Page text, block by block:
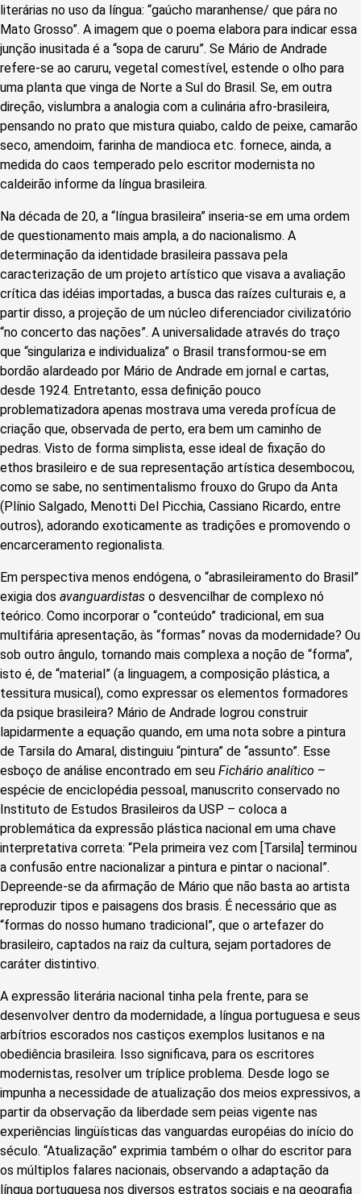
literárias no uso da língua: “gaúcho maranhense/ que pára no
Mato Grosso”. A imagem que o poema elabora para indicar essa
junção inusitada é a “sopa de caruru”. Se Mário de Andrade
refere-se ao caruru, vegetal comestível, estende o olho para
uma planta que vinga de Norte a Sul do Brasil. Se, em outra
direção, vislumbra a analogia com a culinária afro-brasileira,
pensando no prato que mistura quiabo, caldo de peixe, camarão
seco, amendoim, farinha de mandioca etc. fornece, ainda, a
medida do caos temperado pelo escritor modernista no
caldeirão informe da língua brasileira.
Na década de 20, a “língua brasileira” inseria-se em uma ordem
de questionamento mais ampla, a do nacionalismo. A
determinação da identidade brasileira passava pela
caracterização de um projeto artístico que visava a avaliação
crítica das idéias importadas, a busca das raízes culturais e, a
partir disso, a projeção de um núcleo diferenciador civilizatório
“no concerto das nações”. A universalidade através do traço
que “singulariza e individualiza” o Brasil transformou-se em
bordão alardeado por Mário de Andrade em jornal e cartas,
desde 1924. Entretanto, essa definição pouco
problematizadora apenas mostrava uma vereda profícua de
criação que, observada de perto, era bem um caminho de
pedras. Visto de forma simplista, esse ideal de fixação do
ethos brasileiro e de sua representação artística desembocou,
como se sabe, no sentimentalismo frouxo do Grupo da Anta
(Plínio Salgado, Menotti Del Picchia, Cassiano Ricardo, entre
outros), adorando exoticamente as tradições e promovendo o
encarceramento regionalista.
Em perspectiva menos endógena, o “abrasileiramento do Brasil”
exigia dos avanguardistas o desvencilhar de complexo nó
teórico. Como incorporar o “conteúdo” tradicional, em sua
multifária apresentação, às “formas” novas da modernidade? Ou
sob outro ângulo, tornando mais complexa a noção de “forma”,
isto é, de “material” (a linguagem, a composição plástica, a
tessitura musical), como expressar os elementos formadores
da psique brasileira? Mário de Andrade logrou construir
lapidarmente a equação quando, em uma nota sobre a pintura
de Tarsila do Amaral, distinguiu “pintura” de “assunto”. Esse
esboço de análise encontrado em seu Fichário analítico –
espécie de enciclopédia pessoal, manuscrito conservado no
Instituto de Estudos Brasileiros da USP – coloca a
problemática da expressão plástica nacional em uma chave
interpretativa correta: “Pela primeira vez com [Tarsila] terminou
a confusão entre nacionalizar a pintura e pintar o nacional”.
Depreende-se da afirmação de Mário que não basta ao artista
reproduzir tipos e paisagens dos brasis. É necessário que as
“formas do nosso humano tradicional”, que o artefazer do
brasileiro, captados na raiz da cultura, sejam portadores de
caráter distintivo.
A expressão literária nacional tinha pela frente, para se
desenvolver dentro da modernidade, a língua portuguesa e seus
arbítrios escorados nos castiços exemplos lusitanos e na
obediência brasileira. Isso significava, para os escritores
modernistas, resolver um tríplice problema. Desde logo se
impunha a necessidade de atualização dos meios expressivos, a
partir da observação da liberdade sem peias vigente nas
experiências lingüísticas das vanguardas européias do início do
século. “Atualização” exprimia também o olhar do escritor para
os múltiplos falares nacionais, observando a adaptação da
língua portuguesa nos diversos estratos sociais e na geografia